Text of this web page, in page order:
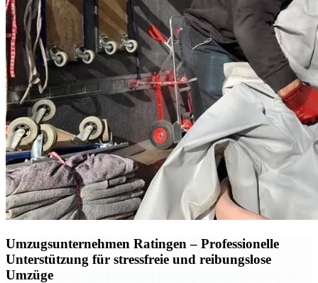
Umzugsunternehmen Ratingen – Professionelle
Unterstützung für stressfreie und reibungslose
Umzüge